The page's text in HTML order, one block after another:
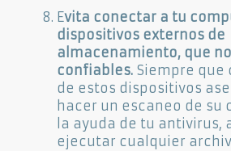
Evita conectar a tu
dispositivos externos de
almacenamiento, que
confiables. Siempre que
de estos dispositivos
hacer un escaneo de su
la ayuda de tu antivirus,
ejecutar cualquier